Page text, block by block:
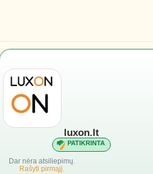
luxon.lt
PATIKRINTA
Dar nėra atsiliepimų.
Rašyti pirmąjį.